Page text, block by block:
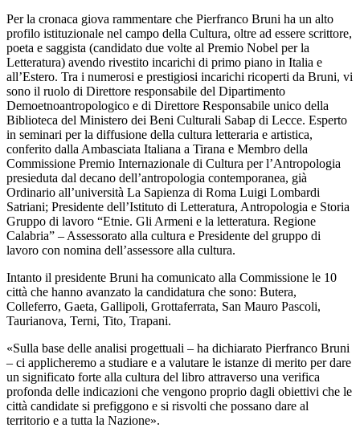
Per la cronaca giova rammentare che Pierfranco Bruni ha un alto
profilo istituzionale nel campo della Cultura, oltre ad essere scrittore,
poeta e saggista (candidato due volte al Premio Nobel per la
Letteratura) avendo rivestito incarichi di primo piano in Italia e
all’Estero. Tra i numerosi e prestigiosi incarichi ricoperti da Bruni, vi
sono il ruolo di Direttore responsabile del Dipartimento
Demoetnoantropologico e di Direttore Responsabile unico della
Biblioteca del Ministero dei Beni Culturali Sabap di Lecce. Esperto
in seminari per la diffusione della cultura letteraria e artistica,
conferito dalla Ambasciata Italiana a Tirana e Membro della
Commissione Premio Internazionale di Cultura per l’Antropologia
presieduta dal decano dell’antropologia contemporanea, già
Ordinario all’università La Sapienza di Roma Luigi Lombardi
Satriani; Presidente dell’Istituto di Letteratura, Antropologia e Storia
Gruppo di lavoro “Etnie. Gli Armeni e la letteratura. Regione
Calabria” – Assessorato alla cultura e Presidente del gruppo di
lavoro con nomina dell’assessore alla cultura.
Intanto il presidente Bruni ha comunicato alla Commissione le 10
città che hanno avanzato la candidatura che sono: Butera,
Colleferro, Gaeta, Gallipoli, Grottaferrata, San Mauro Pascoli,
Taurianova, Terni, Tito, Trapani.
«Sulla base delle analisi progettuali – ha dichiarato Pierfranco Bruni
– ci applicheremo a studiare e a valutare le istanze di merito per dare
un significato forte alla cultura del libro attraverso una verifica
profonda delle indicazioni che vengono proprio dagli obiettivi che le
città candidate si prefiggono e si risvolti che possano dare al
territorio e a tutta la Nazione».